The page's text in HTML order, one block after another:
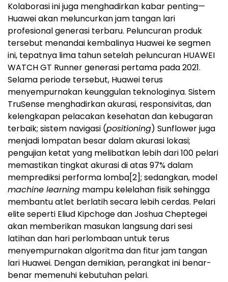
Kolaborasi ini juga menghadirkan kabar penting—
Huawei akan meluncurkan jam tangan lari
profesional generasi terbaru. Peluncuran produk
tersebut menandai kembalinya Huawei ke segmen
ini, tepatnya lima tahun setelah peluncuran HUAWEI
WATCH GT Runner generasi pertama pada 2021.
Selama periode tersebut, Huawei terus
menyempurnakan keunggulan teknologinya. Sistem
TruSense menghadirkan akurasi, responsivitas, dan
kelengkapan pelacakan kesehatan dan kebugaran
terbaik; sistem navigasi (positioning) Sunflower juga
menjadi lompatan besar dalam akurasi lokasi;
pengujian ketat yang melibatkan lebih dari 100 pelari
memastikan tingkat akurasi di atas 97% dalam
memprediksi performa lomba[2]; sedangkan, model
machine learning mampu kelelahan fisik sehingga
membantu atlet berlatih secara lebih cerdas. Pelari
elite seperti Eliud Kipchoge dan Joshua Cheptegei
akan memberikan masukan langsung dari sesi
latihan dan hari perlombaan untuk terus
menyempurnakan algoritma dan fitur jam tangan
lari Huawei. Dengan demikian, perangkat ini benar-
benar memenuhi kebutuhan pelari.